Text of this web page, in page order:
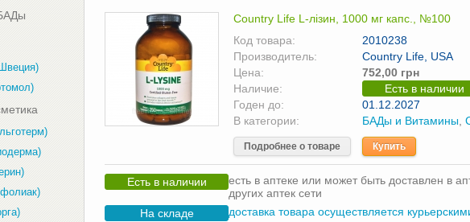
Country Life L-лізин, 1000 мг капс., №100
Код товара:
2010238
Производитель:
Country Life, USA
Цена:
752,00 грн
Наличие:
Есть в наличии
Годен до:
01.12.2027
В категории:
БАДы и Витамины
Подробнее о товаре Купить
Есть в наличии
есть в аптеке или может быть доставлен в
других аптек сети
На складе
доставка товара осуществляется